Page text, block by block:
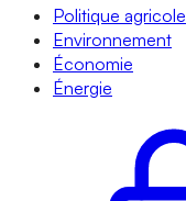
Politique agricole
Environnement
Économie
Énergie